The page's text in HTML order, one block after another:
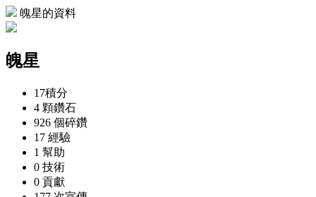
魄星的資料
魄星
17積分
4 顆鑽石
926 個碎鑽
17 經驗
1 幫助
0 技術
0 貢獻